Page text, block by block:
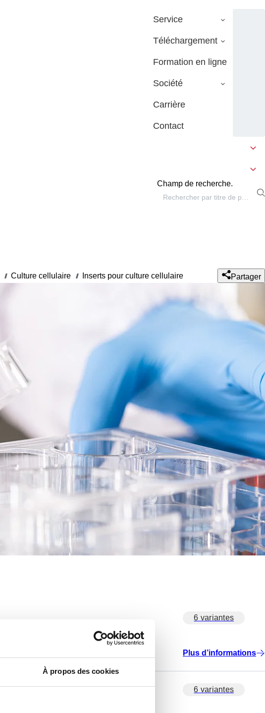
À propos des cookies
Service
Téléchargement
Formation en ligne
Société
Carrière
Contact
Champ de recherche.
/// Culture cellulaire /// Inserts pour culture cellulaire Partager
6 variantes
Plus d’informations
6 variantes